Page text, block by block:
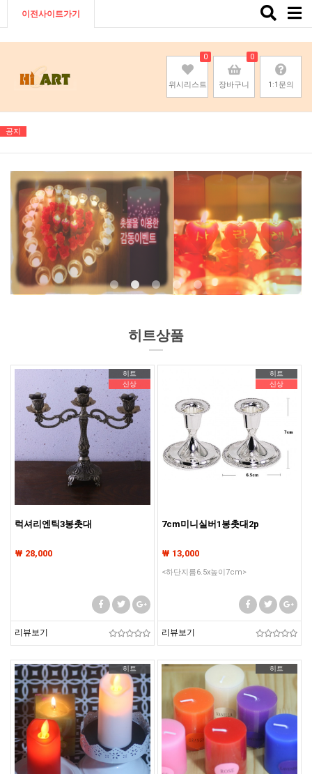
이전사이트가기
Toggle
위시리스트
0
장바구니
0
1:1문의
공지
기존회원님은 pc나 모바일에서 이전아이디로 로그인하시면됩니다
기존회원님은 pc나 모바일에서 이전아이디로 로그인하시면됩니다
히트상품
히트
신상
럭셔리엔틱3봉촛대
₩ 28,000
리뷰보기
히트
신상
7cm미니실버1봉촛대2p
₩ 13,000
<하단지름6.5x높이7cm>
리뷰보기
히트 히트